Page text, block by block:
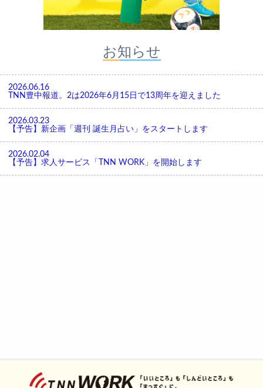
お知らせ
2026.06.16
TNN豊中報道。2は2026年6月15日で13周年を迎えました
2026.03.23
【予告】新企画「週刊 誕生月占い」をスタートします
2026.02.04
【予告】求人サービス「TNN WORK」を開始します